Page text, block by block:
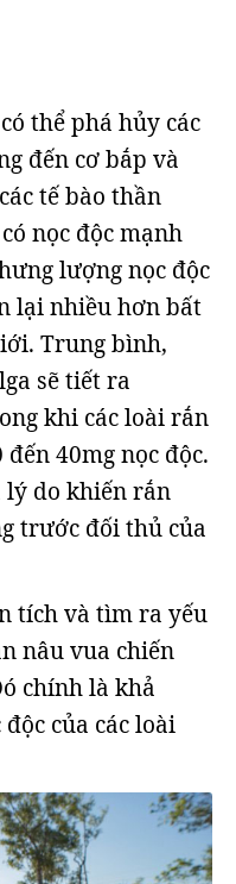
thể phá hủy các
đến cơ bắp và
tế bào thần
nọc độc mạnh
lượng nọc độc
lại nhiều hơn bất
Trung bình,
sẽ tiết ra
khi các loài rắn
40mg nọc độc.
lý do khiến rắn
trước đối thủ của
tích và tìm ra yếu
nâu vua chiến
chính là khả
của các loài